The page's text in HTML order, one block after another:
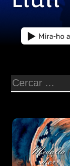
1 h 42 min